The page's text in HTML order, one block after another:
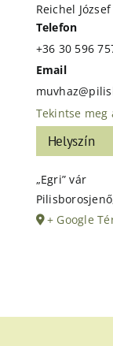
Helyszín
„Egri” vár
Pilisborosjenő
+ Google
Reichel
Telefon
+36 30 596
Email
Tekintse meg